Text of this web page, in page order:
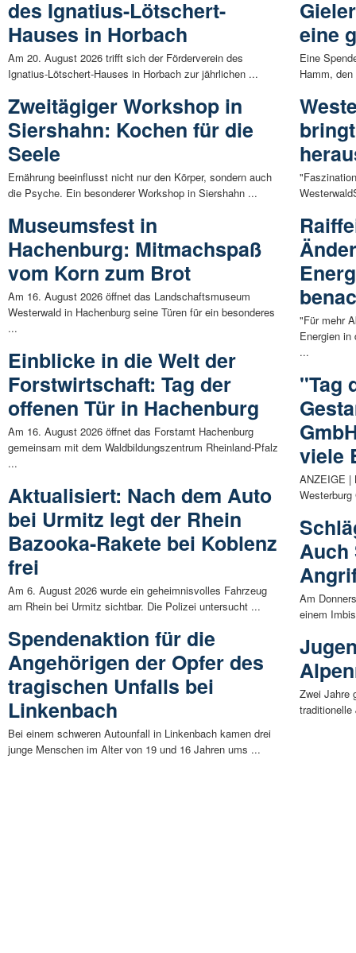
des Ignatius-Lötschert-
Hauses in Horbach
Am 20. August 2026 trifft sich der Förderverein des
Ignatius-Lötschert-Hauses in Horbach zur jährlichen ...
Zweitägiger Workshop in
Siershahn: Kochen für die
Seele
Ernährung beeinflusst nicht nur den Körper, sondern auch
die Psyche. Ein besonderer Workshop in Siershahn ...
Museumsfest in
Hachenburg: Mitmachspaß
vom Korn zum Brot
Am 16. August 2026 öffnet das Landschaftsmuseum
Westerwald in Hachenburg seine Türen für ein besonderes
...
Einblicke in die Welt der
Forstwirtschaft: Tag der
offenen Tür in Hachenburg
Am 16. August 2026 öffnet das Forstamt Hachenburg
gemeinsam mit dem Waldbildungszentrum Rheinland-Pfalz
...
Aktualisiert: Nach dem Auto
bei Urmitz legt der Rhein
Bazooka-Rakete bei Koblenz
frei
Am 6. August 2026 wurde ein geheimnisvolles Fahrzeug
am Rhein bei Urmitz sichtbar. Die Polizei untersucht ...
Spendenaktion für die
Angehörigen der Opfer des
tragischen Unfalls bei
Linkenbach
Bei einem schweren Autounfall in Linkenbach kamen drei
junge Menschen im Alter von 19 und 16 Jahren ums ...
eine
Eine
Hamm,
"Für mehr
Energien in
...
"Tag
viele
ANZEIGE |
Auch
Am
einem
Zwei Jahre